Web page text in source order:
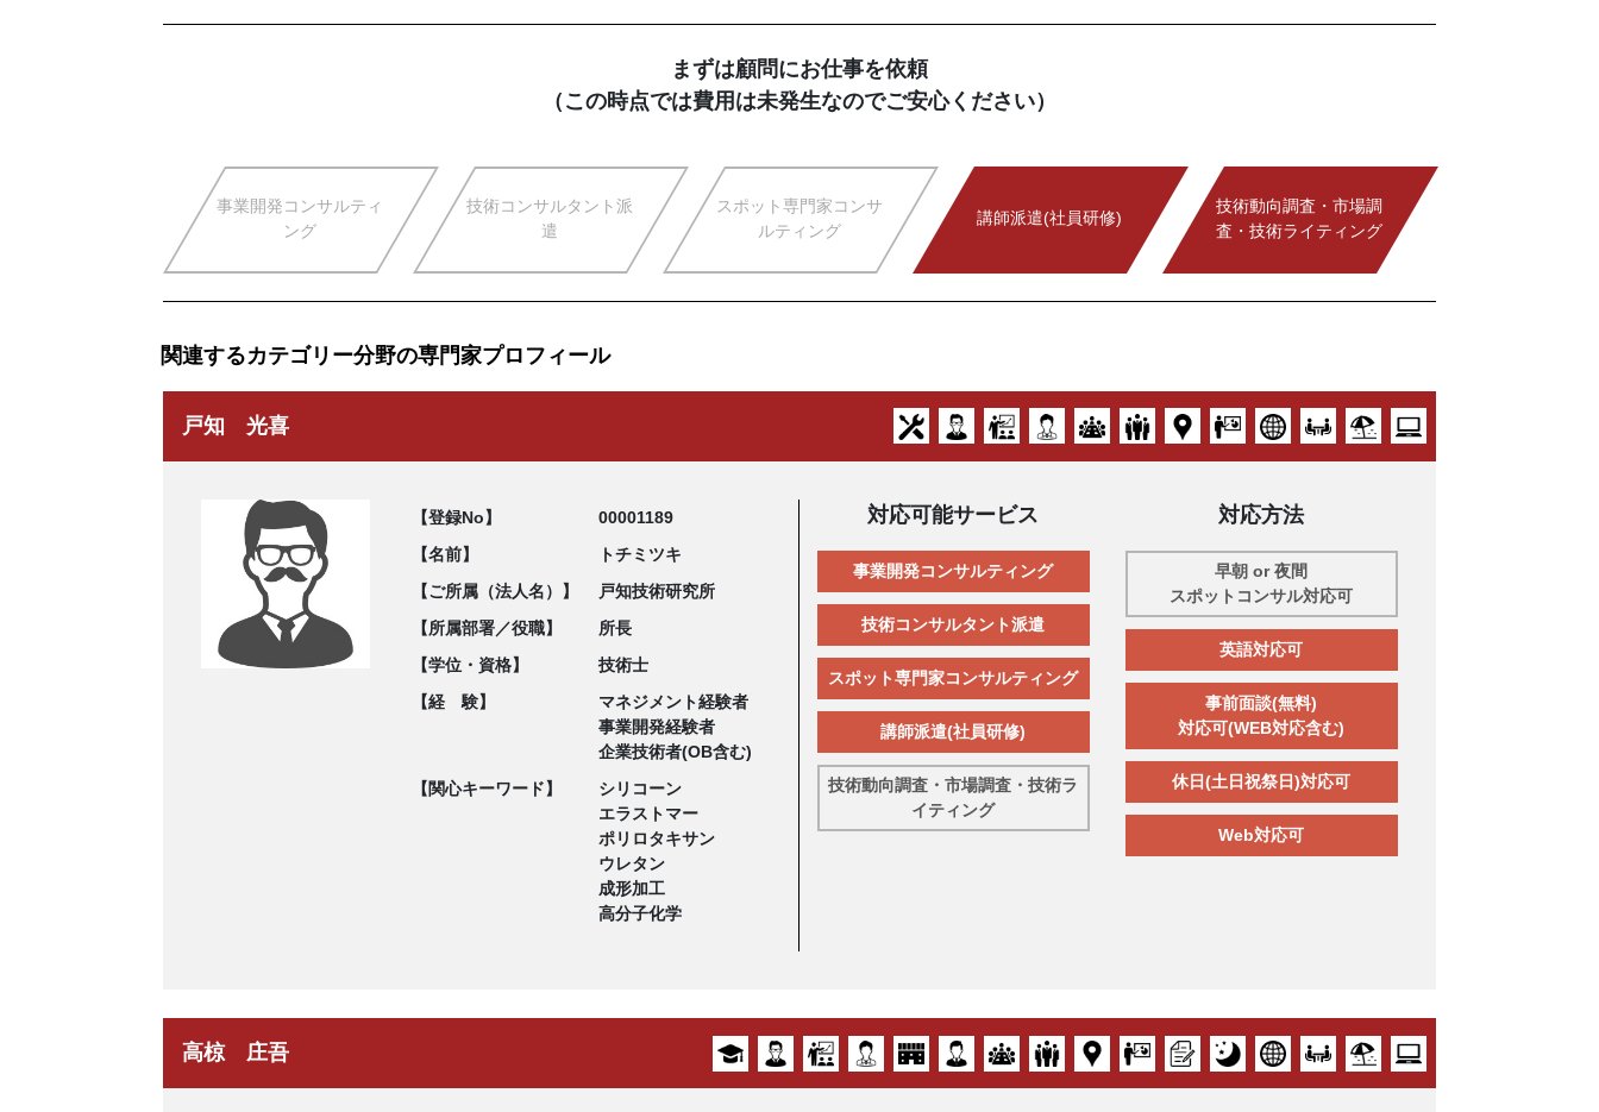
まずは顧問にお仕事を依頼
（この時点では費用は未発生なのでご安心ください）
事業開発コンサルティ
ング
技術コンサルタント派
遣
スポット専門家コンサ
ルティング
講師派遣(社員研修)
技術動向調査・市場調
査・技術ライティング
関連するカテゴリー分野の専門家プロフィール
戸知 光喜
【登録No】
00001189
【名前】
トチミツキ
【ご所属（法人名）】
戸知技術研究所
【所属部署／役職】
所長
【学位・資格】
技術士
【経 験】
マネジメント経験者
事業開発経験者
企業技術者(OB含む)
【関心キーワード】
シリコーン
エラストマー
ポリロタキサン
ウレタン
成形加工
高分子化学
対応可能サービス
事業開発コンサルティング
技術コンサルタント派遣
スポット専門家コンサルティング
講師派遣(社員研修)
技術動向調査・市場調査・技術ラ
イティング
対応方法
早朝 or 夜間
スポットコンサル対応可
英語対応可
事前面談(無料)
対応可(WEB対応含む)
休日(土日祝祭日)対応可
Web対応可
高椋 庄吾